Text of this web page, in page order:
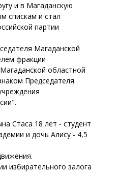
и в Магаданскую
спискам и стал
партии
Магаданской
фракции
областной
Председателя
Стаса 18 лет - студент
и дочь Алису - 4,5
избирательного залога